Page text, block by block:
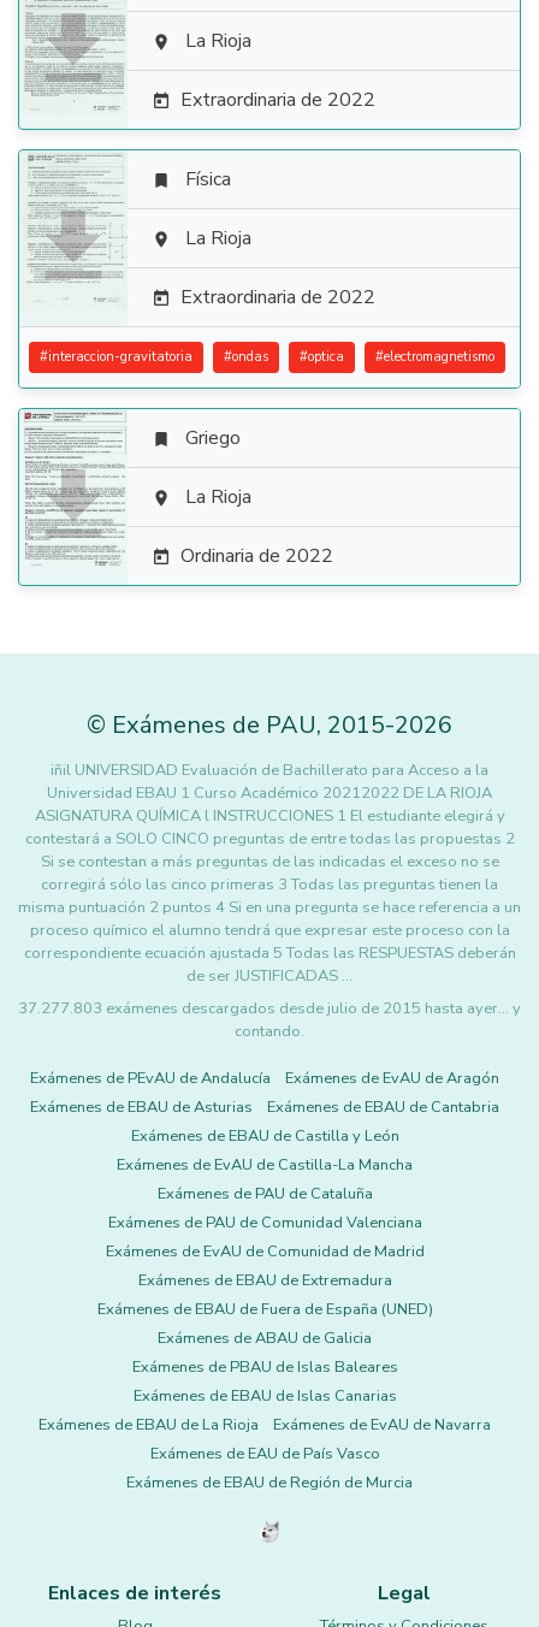
  La Rioja
 Extraordinaria de 2022

 Física
 La Rioja
 Extraordinaria de 2022
#interaccion-gravitatoria #ondas #optica #electromagnetismo

 Griego
 La Rioja
 Ordinaria de 2022
© Exámenes de PAU, 2015-2026
iñil UNIVERSIDAD Evaluación de Bachillerato para Acceso a la
Universidad EBAU 1 Curso Académico 20212022 DE LA RIOJA
ASIGNATURA QUÍMICA l INSTRUCCIONES 1 El estudiante elegirá y
contestará a SOLO CINCO preguntas de entre todas las propuestas 2
Si se contestan a más preguntas de las indicadas el exceso no se
corregirá sólo las cinco primeras 3 Todas las preguntas tienen la
misma puntuación 2 puntos 4 Si en una pregunta se hace referencia a un
proceso químico el alumno tendrá que expresar este proceso con la
correspondiente ecuación ajustada 5 Todas las RESPUESTAS deberán
de ser JUSTIFICADAS …
37.277.803 exámenes descargados desde julio de 2015 hasta ayer... y
contando.
Exámenes de PEvAU de Andalucía
Exámenes de EvAU de Aragón
Exámenes de EBAU de Asturias
Exámenes de EBAU de Cantabria
Exámenes de EBAU de Castilla y León
Exámenes de EvAU de Castilla-La Mancha
Exámenes de PAU de Cataluña
Exámenes de PAU de Comunidad Valenciana
Exámenes de EvAU de Comunidad de Madrid
Exámenes de EBAU de Extremadura
Exámenes de EBAU de Fuera de España (UNED)
Exámenes de ABAU de Galicia
Exámenes de PBAU de Islas Baleares
Exámenes de EBAU de Islas Canarias
Exámenes de EBAU de La Rioja
Exámenes de EvAU de Navarra
Exámenes de EAU de País Vasco
Exámenes de EBAU de Región de Murcia
Enlaces de interés Legal